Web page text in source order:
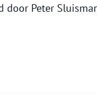
door Peter